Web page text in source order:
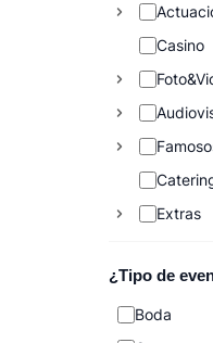
Casino
Extras
¿Tipo de
Boda